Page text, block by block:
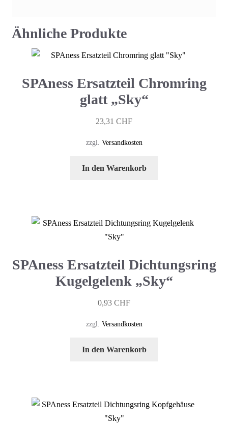
Ähnliche Produkte
SPAness Ersatzteil Chromring
glatt „Sky“
23,31 CHF
zzgl. Versandkosten
In den Warenkorb
SPAness Ersatzteil Dichtungsring
Kugelgelenk „Sky“
0,93 CHF
zzgl. Versandkosten
In den Warenkorb